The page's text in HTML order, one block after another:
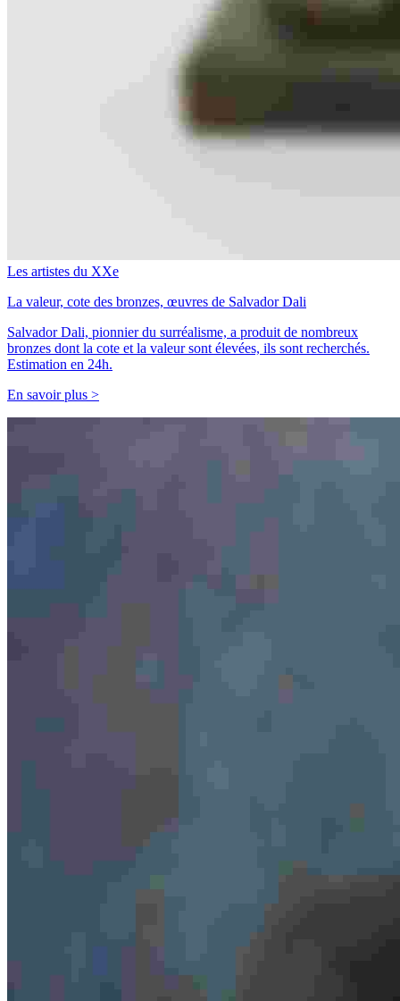
Les artistes du XXe
La valeur, cote des bronzes, œuvres de Salvador Dali
Salvador Dali, pionnier du surréalisme, a produit de nombreux
bronzes dont la cote et la valeur sont élevées, ils sont recherchés.
Estimation en 24h.
En savoir plus >